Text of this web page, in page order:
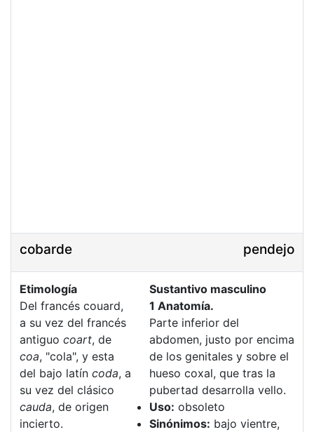
cobarde pendejo
Etimología
Del francés couard,
a su vez del francés
antiguo coart, de
coa, "cola", y esta
del bajo latín coda, a
su vez del clásico
cauda, de origen
incierto.
Sustantivo masculino
1 Anatomía.
Parte inferior del
abdomen, justo por encima
de los genitales y sobre el
hueso coxal, que tras la
pubertad desarrolla vello.
Uso: obsoleto
Sinónimos: bajo vientre,